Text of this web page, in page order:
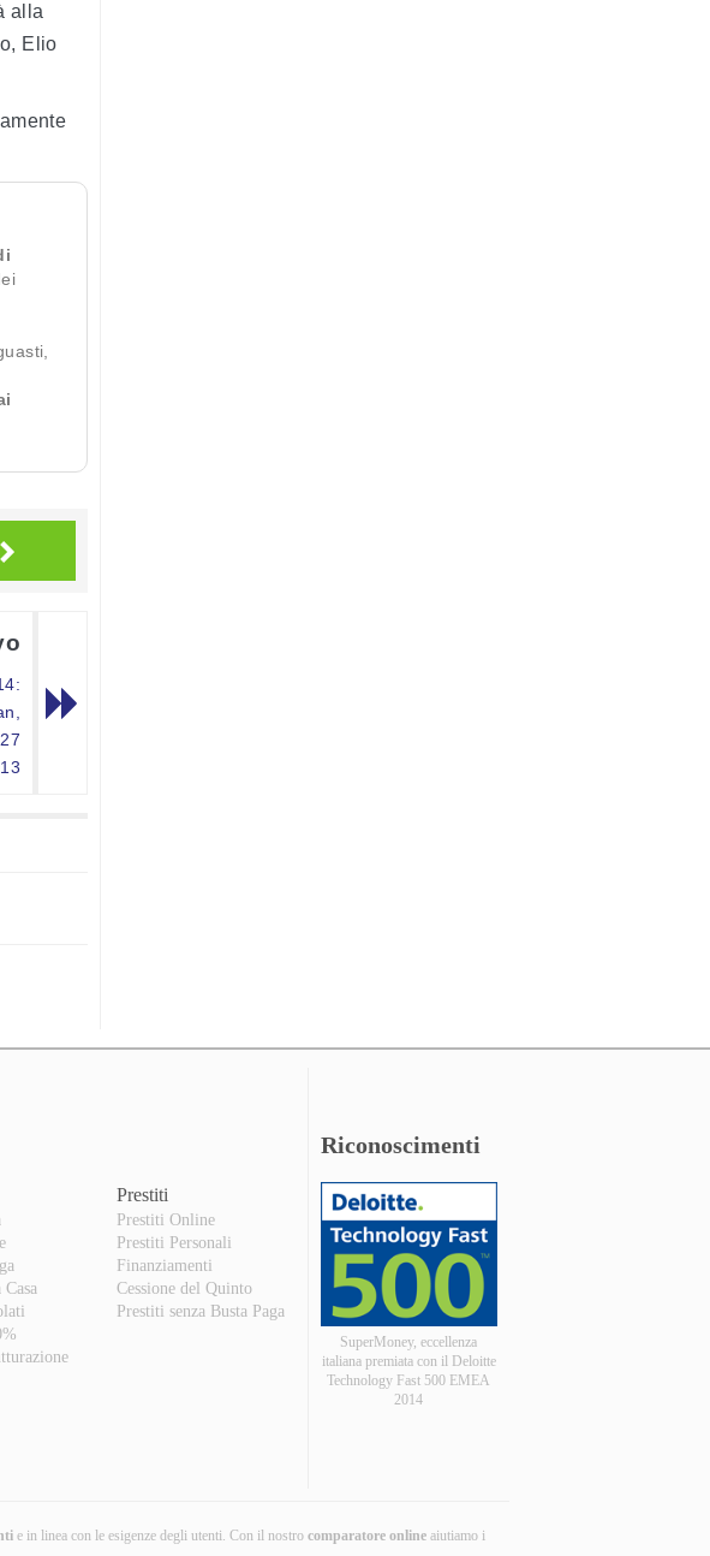
alla
Elio
Prestiti
Prestiti Online
Prestiti Personali
Finanziamenti
Cessione del Quinto
Prestiti senza Busta Paga
Riconoscimenti
SuperMoney, eccellenza
italiana premiata con il Deloitte
Technology Fast 500 EMEA
2014
e in linea con le esigenze degli utenti. Con il nostro comparatore online aiutiamo i